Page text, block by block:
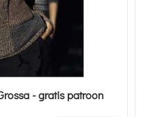
- gratis patroon